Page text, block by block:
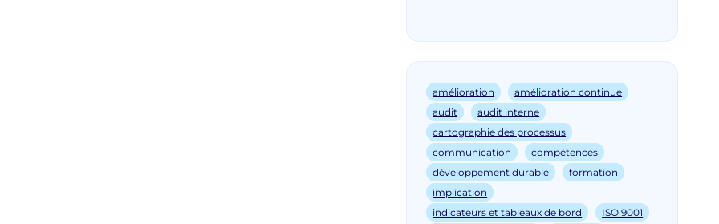
amélioration
amélioration continue
audit
audit interne
cartographie des processus
communication
compétences
développement durable
formation
implication
indicateurs et tableaux de bord
ISO 9001